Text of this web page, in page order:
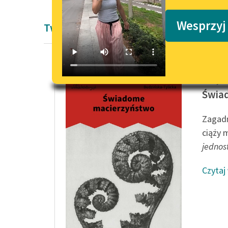
Twórczość Justyny Budzińskiej-
ciąży
Czytaj